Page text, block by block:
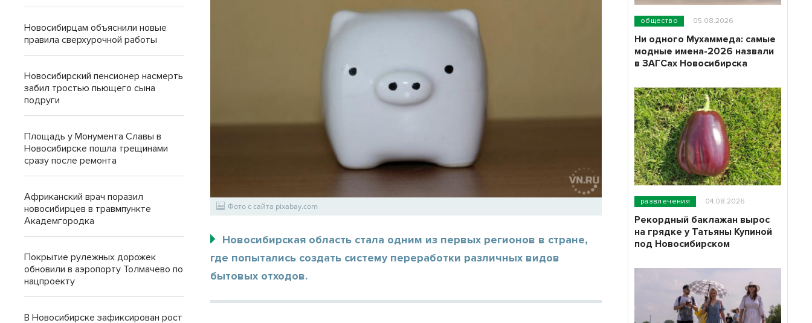
Фото с сайта pixabay.com
Новосибирская область стала одним из первых регионов в стране,
где попытались создать систему переработки различных видов
бытовых отходов.
Новосибирцам объяснили новые
правила сверхурочной работы
Новосибирский пенсионер насмерть
забил тростью пьющего сына
подруги
Площадь у Монумента Славы в
Новосибирске пошла трещинами
сразу после ремонта
Африканский врач поразил
новосибирцев в травмпункте
Академгородка
Покрытие рулежных дорожек
обновили в аэропорту Толмачево по
нацпроекту
В Новосибирске зафиксирован рост
общество 05.08.2026
Ни одного Мухаммеда: самые
модные имена-2026 назвали
в ЗАГСах Новосибирска
развлечения 04.08.2026
Рекордный баклажан вырос
на грядке у Татьяны Купиной
под Новосибирском